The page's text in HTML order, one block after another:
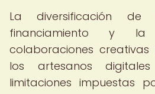
La diversificación
financiamiento y
colaboraciones
los artesanos
limitaciones impuestas